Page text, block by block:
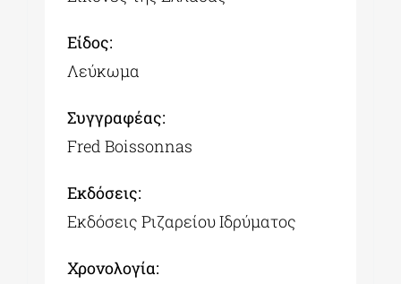
Είδος:
Λεύκωμα
Συγγραφέας:
Fred Boissonnas
Εκδόσεις:
Εκδόσεις Ριζαρείου Ιδρύματος
Χρονολογία: